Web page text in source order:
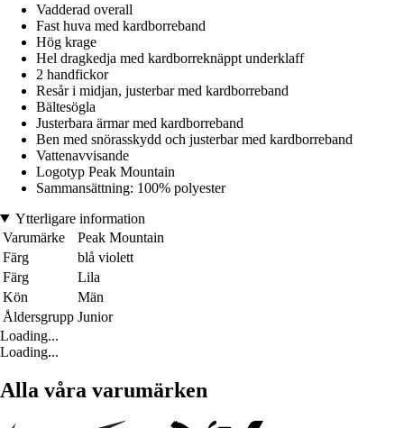
Vadderad overall
Fast huva med kardborreband
Hög krage
Hel dragkedja med kardborreknäppt underklaff
2 handfickor
Resår i midjan, justerbar med kardborreband
Bältesögla
Justerbara ärmar med kardborreband
Ben med snörasskydd och justerbar med kardborreband
Vattenavvisande
Logotyp Peak Mountain
Sammansättning: 100% polyester
Ytterligare information
Varumärke
Peak Mountain
Färg
blå violett
Färg
Lila
Kön
Män
Åldersgrupp Junior
Loading...
Loading...
Alla våra varumärken